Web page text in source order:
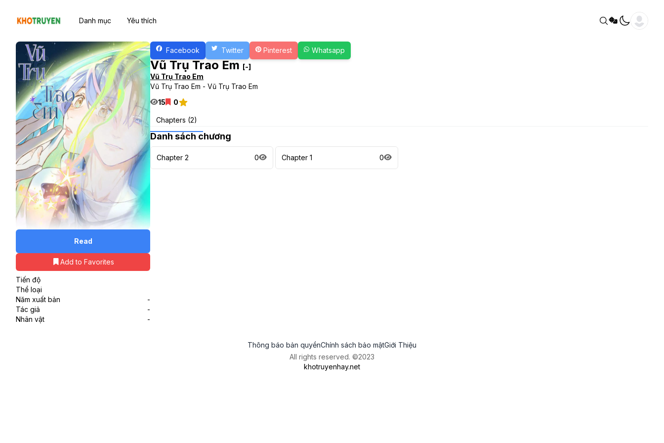
Danh mục Yêu thích
Read
Add to Favorites
Tiến độ
Thể loại
Năm xuất bản
-
Tác giả
-
Nhân vật
-
Facebook Twitter Pinterest Whatsapp
Vũ Trụ Trao Em [-]
Vũ Trụ Trao Em
Vũ Trụ Trao Em - Vũ Trụ Trao Em
15
0
Chapters (2)
Danh sách chương
Chapter 2 0 Chapter 1 0
Thông báo bản quyềnChính sách bảo mậtGiới Thiệu
All rights reserved. ©2023
khotruyenhay.net